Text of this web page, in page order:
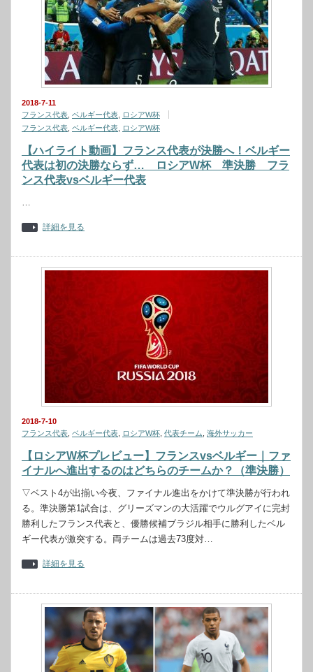
2018-7-11
フランス代表 ベルギー代表
ロシアW杯
フランス代表 ベルギー代表 ロシアW杯
【ハイライト動画】フランス代表が決勝へ！ベルギー
代表は初の決勝ならず… ロシアW杯 準決勝 フラ
ンス代表vsベルギー代表
…
詳細を見る
2018-7-10
フランス代表 ベルギー代表 ロシアW杯 代表チーム 海外サッカー
【ロシアW杯プレビュー】フランスvsベルギー｜ファ
イナルへ進出するのはどちらのチームか？（準決勝）
▽ベスト4が出揃い今夜、ファイナル進出をかけて準決勝が行われ
る。準決勝第1試合は、グリーズマンの大活躍でウルグアイに完封
勝利したフランス代表と、優勝候補ブラジル相手に勝利したベル
ギー代表が激突する。両チームは過去73度対…
詳細を見る